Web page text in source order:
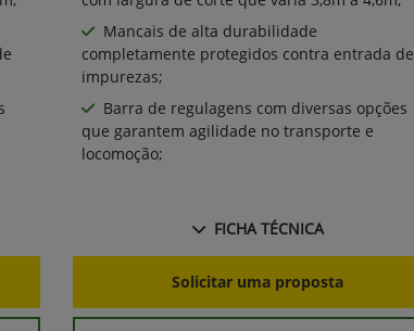
Mancais de alta durabilidade
completamente protegidos contra entrada de
impurezas;
Barra de regulagens com diversas opções
que garantem agilidade no transporte e
locomoção;
FICHA TÉCNICA
Solicitar uma proposta